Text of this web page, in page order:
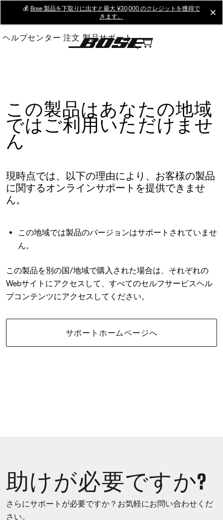
Main
💰 Bose 製品を下取りに出すと最大 ¥30,000 のクレジットを獲得で
きます。
ヘルプセンター 注文 製品サポート
この製品はあなたの地域
ではご利用いただけませ
ん
現時点では、以下の理由により、お客様の製品
に関するオンラインサポートを提供できませ
ん。
この地域では製品のバージョンはサポートされていませ
ん。
この製品を別の国/地域で購入された場合は、それぞれの
Webサイトにアクセスして、すべてのセルフサービスヘル
プコンテンツにアクセスしてください。
サポートホームページへ
助けが必要ですか?
さらにサポートが必要ですか？お気軽にお問い合わせくだ
さい。